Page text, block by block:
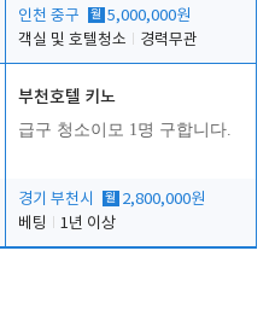
인천 중구 월 5,000,000원
객실 및 호텔청소
경력무관
부천호텔 키노
급구 청소이모 1명 구합니다.
경기 부천시 월 2,800,000원
베팅
1년 이상